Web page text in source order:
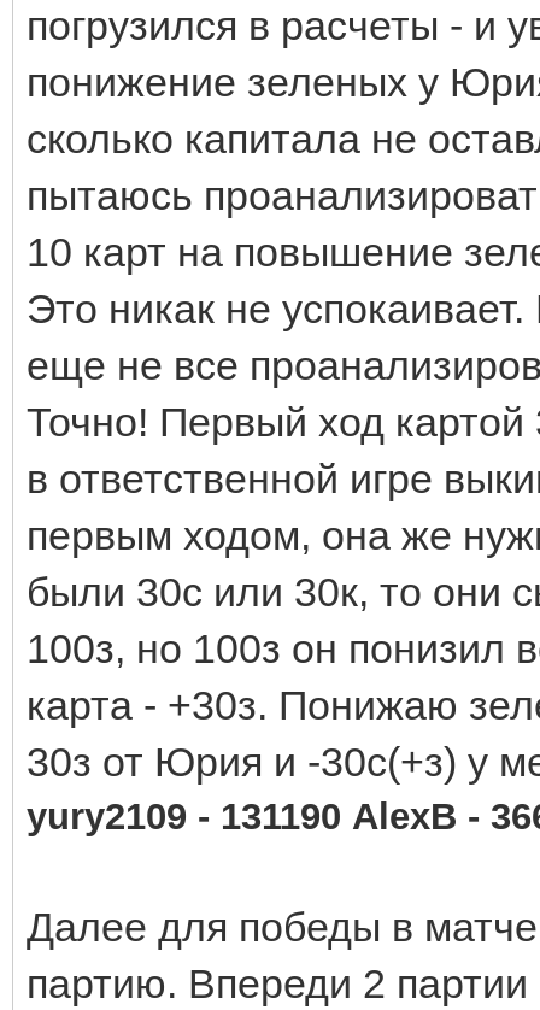
погрузился в расчеты - и
понижение зеленых у
сколько капитала не
пытаюсь
10 карт на повышение
Это никак не
еще не все
Точно! Первый ход
в ответственной игре
первым ходом, она же
были 30с или 30к, то они
100з, но 100з он понизил
карта - +30з. Понижаю
30з от Юрия и -30с(+з) у
yury2109 - 131190 AlexB -
Далее для победы в
партию. Впереди 2